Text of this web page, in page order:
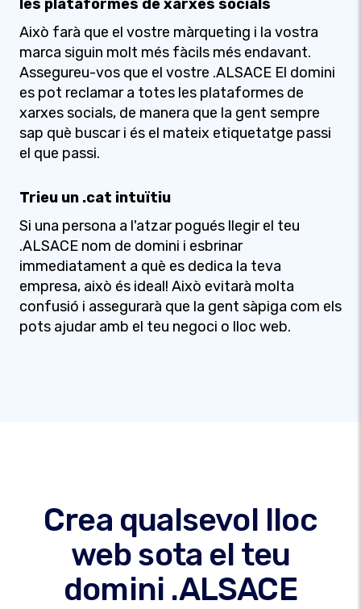
les plataformes de xarxes socials
Això farà que el vostre màrqueting i la vostra
marca siguin molt més fàcils més endavant.
Assegureu-vos que el vostre .ALSACE El domini
es pot reclamar a totes les plataformes de
xarxes socials, de manera que la gent sempre
sap què buscar i és el mateix etiquetatge passi
el que passi.
Trieu un .cat intuïtiu
Si una persona a l'atzar pogués llegir el teu
.ALSACE nom de domini i esbrinar
immediatament a què es dedica la teva
empresa, això és ideal! Això evitarà molta
confusió i assegurarà que la gent sàpiga com els
pots ajudar amb el teu negoci o lloc web.
Crea qualsevol lloc
web sota el teu
domini .ALSACE